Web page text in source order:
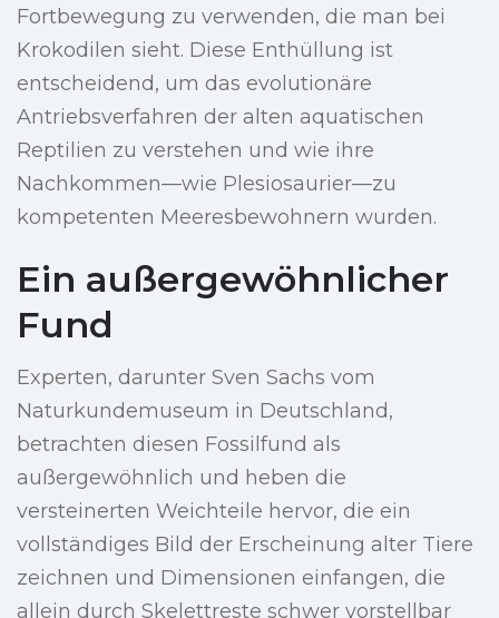
Fortbewegung zu verwenden, die man bei
Krokodilen sieht. Diese Enthüllung ist
entscheidend, um das evolutionäre
Antriebsverfahren der alten aquatischen
Reptilien zu verstehen und wie ihre
Nachkommen—wie Plesiosaurier—zu
kompetenten Meeresbewohnern wurden.
Ein außergewöhnlicher
Fund
Experten, darunter Sven Sachs vom
Naturkundemuseum in Deutschland,
betrachten diesen Fossilfund als
außergewöhnlich und heben die
versteinerten Weichteile hervor, die ein
vollständiges Bild der Erscheinung alter Tiere
zeichnen und Dimensionen einfangen, die
allein durch Skelettreste schwer vorstellbar